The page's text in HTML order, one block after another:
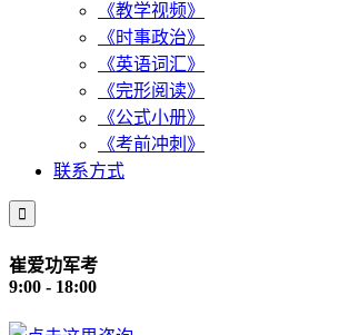
《教学视频》
《时事政治》
《英语词汇》
《完形阅读》
《公式小册》
《考前冲刺》
联系方式

崔爱功军考
9:00 - 18:00